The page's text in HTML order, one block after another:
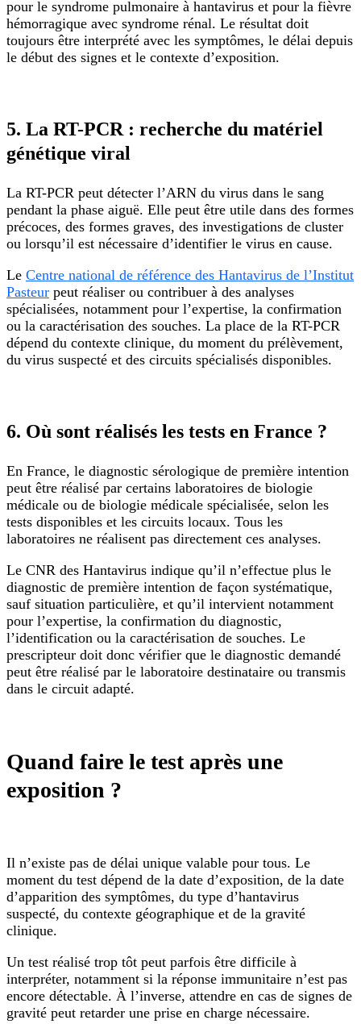
pour le syndrome pulmonaire à hantavirus et pour la fièvre
hémorragique avec syndrome rénal. Le résultat doit
toujours être interprété avec les symptômes, le délai depuis
le début des signes et le contexte d’exposition.
5. La RT-PCR : recherche du matériel
génétique viral
La RT-PCR peut détecter l’ARN du virus dans le sang
pendant la phase aiguë. Elle peut être utile dans des formes
précoces, des formes graves, des investigations de cluster
ou lorsqu’il est nécessaire d’identifier le virus en cause.
Le Centre national de référence des Hantavirus de l’Institut
Pasteur peut réaliser ou contribuer à des analyses
spécialisées, notamment pour l’expertise, la confirmation
ou la caractérisation des souches. La place de la RT-PCR
dépend du contexte clinique, du moment du prélèvement,
du virus suspecté et des circuits spécialisés disponibles.
6. Où sont réalisés les tests en France ?
En France, le diagnostic sérologique de première intention
peut être réalisé par certains laboratoires de biologie
médicale ou de biologie médicale spécialisée, selon les
tests disponibles et les circuits locaux. Tous les
laboratoires ne réalisent pas directement ces analyses.
Le CNR des Hantavirus indique qu’il n’effectue plus le
diagnostic de première intention de façon systématique,
sauf situation particulière, et qu’il intervient notamment
pour l’expertise, la confirmation du diagnostic,
l’identification ou la caractérisation de souches. Le
prescripteur doit donc vérifier que le diagnostic demandé
peut être réalisé par le laboratoire destinataire ou transmis
dans le circuit adapté.
Quand faire le test après une
exposition ?
Il n’existe pas de délai unique valable pour tous. Le
moment du test dépend de la date d’exposition, de la date
d’apparition des symptômes, du type d’hantavirus
suspecté, du contexte géographique et de la gravité
clinique.
Un test réalisé trop tôt peut parfois être difficile à
interpréter, notamment si la réponse immunitaire n’est pas
encore détectable. À l’inverse, attendre en cas de signes de
gravité peut retarder une prise en charge nécessaire.